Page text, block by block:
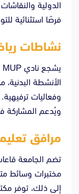
الدولية
فرصًا استثنائية
نشاطات
الأنشطة
وفعاليات
ويُدعم المشاركة
مرافق
تضم الجامعة
مختبرات وسائط